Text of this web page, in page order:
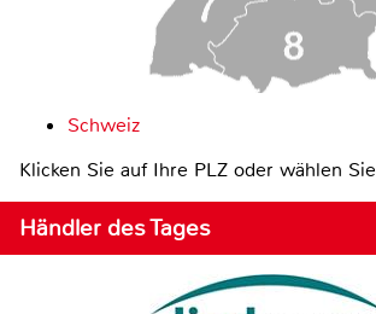
Schweiz
Klicken Sie auf Ihre PLZ oder wählen
Händler des Tages